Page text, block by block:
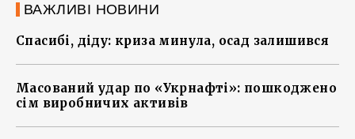
ВАЖЛИВІ НОВИНИ
Спасибі, діду: криза минула, осад залишився
Масований удар по «Укрнафті»: пошкоджено
сім виробничих активів